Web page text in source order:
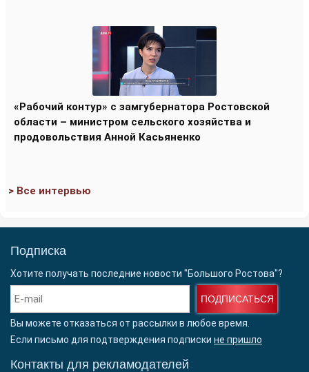
«Рабочий контур» с замгубернатора Ростовской
области – министром сельского хозяйства и
продовольствия Анной Касьяненко
> Все интервью
Подписка
Хотите получать последние новости "Большого Ростова"?
ПОДПИСАТЬСЯ
Вы можете отказаться от рассылки в любое время.
Если письмо для подтверждения подписки не пришло
Контакты для рекламодателей